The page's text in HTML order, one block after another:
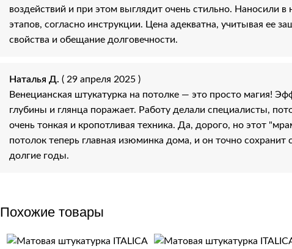
воздействий и при этом выглядит очень стильно. Наносили в
этапов, согласно инструкции. Цена адекватна, учитывая ее
свойства и обещание долговечности.
Наталья Д. ( 29 апреля 2025 )
Венецианская штукатурка на потолке — это просто магия!
глубины и глянца поражает. Работу делали специалисты,
очень тонкая и кропотливая техника. Да, дорого, но этот
потолок теперь главная изюминка дома, и он точно сохранит
долгие годы.
Похожие товары